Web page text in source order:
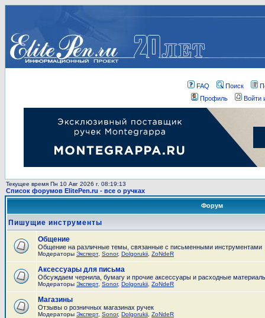
FAQ Поиск
Профиль
Войти
Текущее время Пн 10 Авг 2026 г. 08:19:13
Список форумов ElitePen.ru - все о ручках
Форум
Пишущие инструменты
Общение
Общение на различные темы, связанные с письменными инструментами
Модераторы Эксперт, Sonor, Dolgorukii ZoNdeR
Аксессуары для письма
Обсуждаем чернила, бумагу и прочие аксессуары и расходные
Модераторы Эксперт, Sonor, Dolgorukii ZoNdeR
Магазины
Отзывы о розничных магазинах ручек
Модераторы Эксперт, Sonor, Dolgorukii ZoNdeR